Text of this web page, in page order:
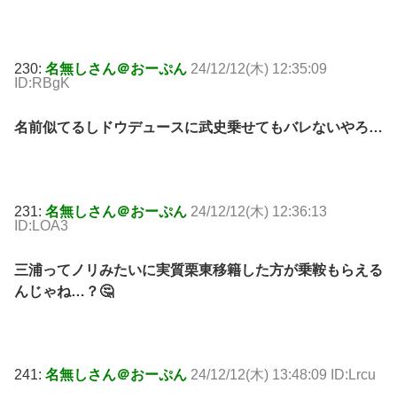
230: 名無しさん＠おーぷん 24/12/12(木) 12:35:09
ID:RBgK
名前似てるしドウデュースに武史乗せてもバレないやろ…
231: 名無しさん＠おーぷん 24/12/12(木) 12:36:13
ID:LOA3
三浦ってノリみたいに実質栗東移籍した方が乗鞍もらえる
んじゃね…？🤔
241: 名無しさん＠おーぷん 24/12/12(木) 13:48:09 ID:Lrcu